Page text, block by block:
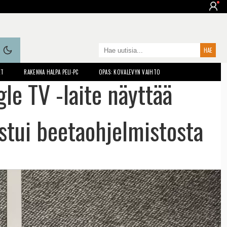
RAKENNA HALPA PELI-PC OPAS: KOVALEVYN VAIHTO
TV -laite näyttää
beetaohjelmistosta